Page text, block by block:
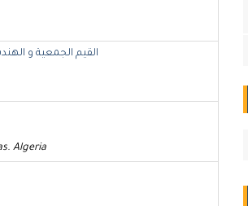
القيم الجمعية و
Algeria